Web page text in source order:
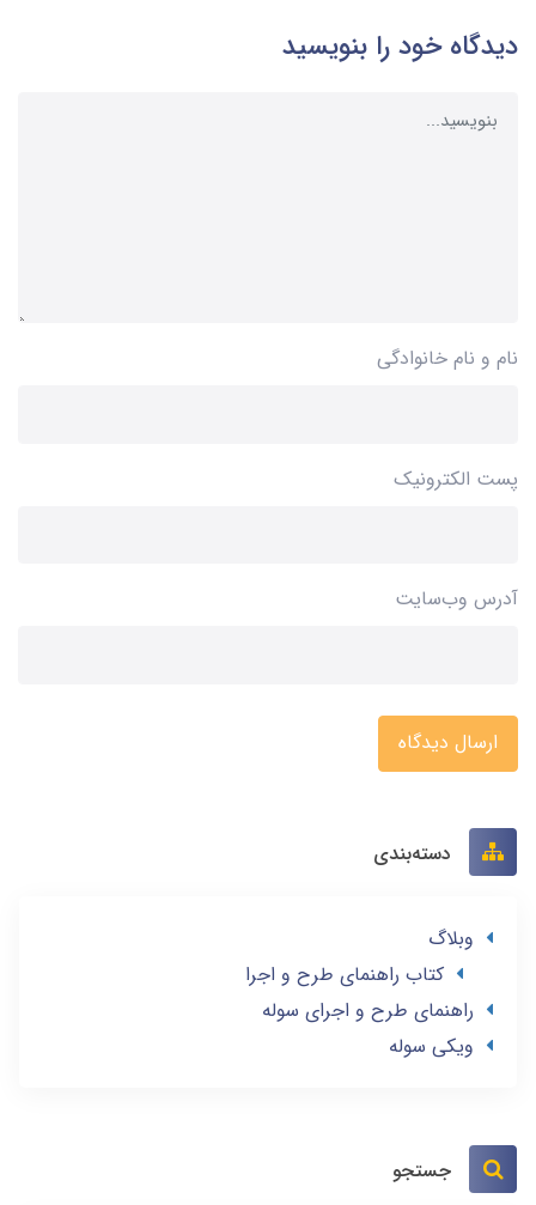
دیدگاه خود را بنویسید
نام و نام خانوادگی
پست الکترونیک
آدرس وب‌سایت
ارسال دیدگاه
دسته‌بندی
وبلاگ
کتاب راهنمای طرح و اجرا
راهنمای طرح و اجرای سوله
ویکی سوله
جستجو